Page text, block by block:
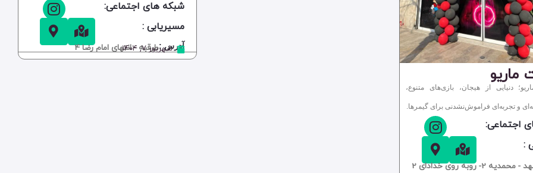
ماریو
دنیایی از هیجان، بازی‌های متنوع،
و تجربه‌ای فراموش‌نشدنی برای گیمرها.
اجتماعی:
:
2- روبه روی خدادای 2
شبکه های اجتماعی:
مسیریابی :
طرقبه - انتهای امام رضا 4آدرس :شهریور ۷, ۱۴۰۴